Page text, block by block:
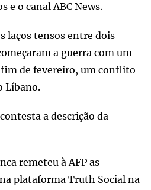
e o canal ABC News.
laços tensos entre dois
a guerra com um
de fevereiro, um conflito
Líbano.
a descrição da
remeteu à AFP as
plataforma Truth Social na